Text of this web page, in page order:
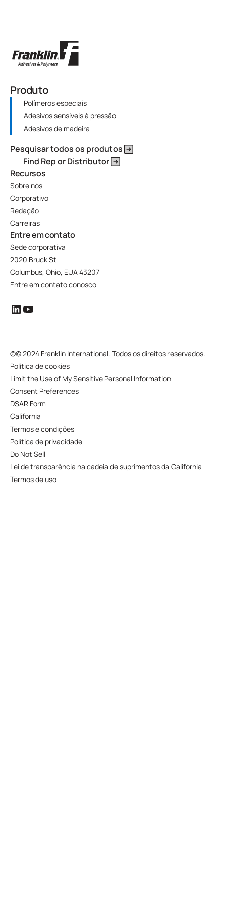
Produto
Polímeros especiais
Adesivos sensíveis à pressão
Adesivos de madeira
Pesquisar todos os produtos
Find Rep or Distributor
Recursos
Sobre nós
Corporativo
Redação
Carreiras
Entre em contato
Sede corporativa
2020 Bruck St
Columbus, Ohio, EUA 43207
Entre em contato conosco
©© 2024 Franklin International. Todos os direitos reservados.
Política de cookies
Limit the Use of My Sensitive Personal Information
Consent Preferences
DSAR Form
California
Termos e condições
Política de privacidade
Do Not Sell
Lei de transparência na cadeia de suprimentos da Califórnia
Termos de uso